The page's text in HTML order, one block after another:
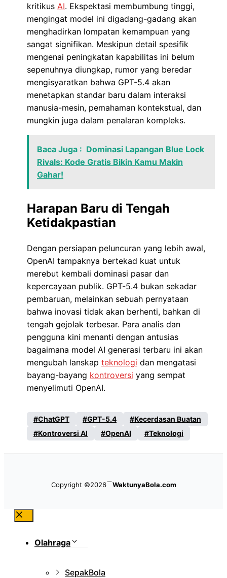
kritikus AI. Ekspektasi membumbung tinggi,
mengingat model ini digadang-gadang akan
menghadirkan lompatan kemampuan yang
sangat signifikan. Meskipun detail spesifik
mengenai peningkatan kapabilitas ini belum
sepenuhnya diungkap, rumor yang beredar
mengisyaratkan bahwa GPT-5.4 akan
menetapkan standar baru dalam interaksi
manusia-mesin, pemahaman kontekstual, dan
mungkin juga dalam penalaran kompleks.
Baca Juga : Dominasi Lapangan Blue Lock
Rivals: Kode Gratis Bikin Kamu Makin
Gahar!
Harapan Baru di Tengah
Ketidakpastian
Dengan persiapan peluncuran yang lebih awal,
OpenAI tampaknya bertekad kuat untuk
merebut kembali dominasi pasar dan
kepercayaan publik. GPT-5.4 bukan sekadar
pembaruan, melainkan sebuah pernyataan
bahwa inovasi tidak akan berhenti, bahkan di
tengah gejolak terbesar. Para analis dan
pengguna kini menanti dengan antusias
bagaimana model AI generasi terbaru ini akan
mengubah lanskap teknologi dan mengatasi
bayang-bayang kontroversi yang sempat
menyelimuti OpenAI.
ChatGPT GPT-5.4
Kecerdasan Buatan
Kontroversi AI
OpenAI Teknologi
Copyright ©2026 WaktunyaBola.com
Close
Olahraga
SepakBola